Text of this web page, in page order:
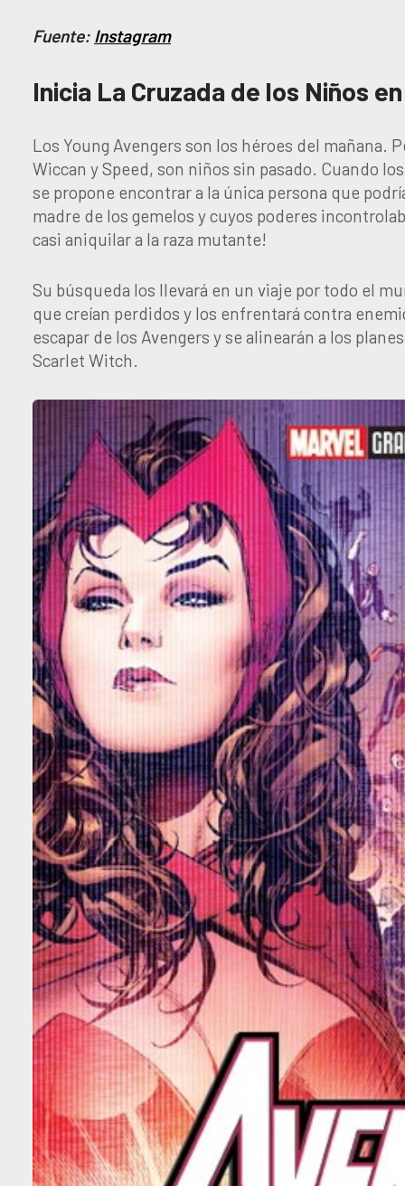
Fuente: Instagram
Inicia La Cruzada de los Niños
Los Young Avengers son los héroes del mañana.
Wiccan y Speed, son niños sin pasado. Cuando
se propone encontrar a la única persona que
madre de los gemelos y cuyos poderes
casi aniquilar a la raza mutante!
Su búsqueda los llevará en un viaje por todo el
que creían perdidos y los enfrentará contra
escapar de los Avengers y se alinearán a los
Scarlet Witch.